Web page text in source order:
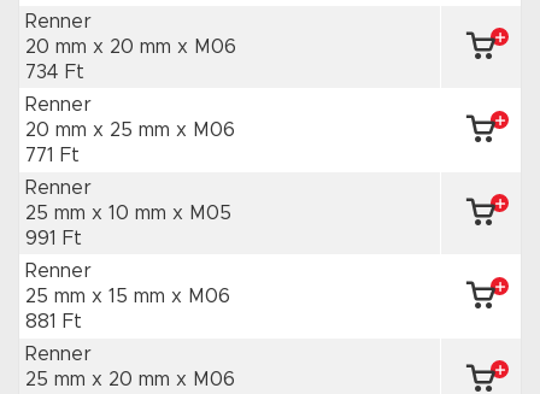
Renner
20 mm x 20 mm x M06
734 Ft
Renner
20 mm x 25 mm x M06
771 Ft
Renner
25 mm x 10 mm x M05
991 Ft
Renner
25 mm x 15 mm x M06
881 Ft
Renner
25 mm x 20 mm x M06